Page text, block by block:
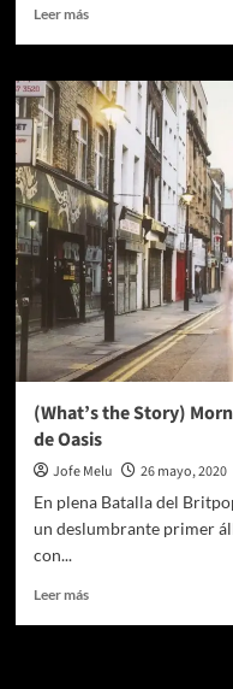
Leer másLeer
MTV
Unplugged:
Oasis
(What’s the Story)
de Oasis
Jofe Melu 26 mayo, 2020
En plena Batalla del
un deslumbrante primer
con...
Leer másLeer